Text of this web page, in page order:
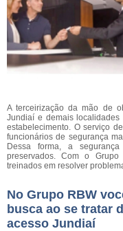
A terceirização da mão de
Jundiaí e demais
estabelecimento. O serviço
funcionários de segurança
Dessa forma, a
preservados. Com o
treinados em resolver
No Grupo RBW
busca ao se tratar
acesso Jundiaí